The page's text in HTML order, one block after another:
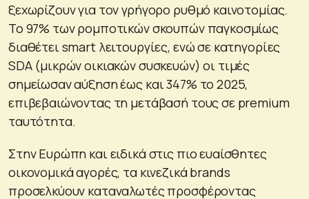
ξεχωρίζουν για τον γρήγορο ρυθμό καινοτομίας.
Το 97% των ρομποτικών σκουπών παγκοσμίως
διαθέτει smart λειτουργίες, ενώ σε κατηγορίες
SDA (μικρών οικιακών συσκευών) οι τιμές
σημείωσαν αύξηση έως και 347% το 2025,
επιβεβαιώνοντας τη μετάβασή τους σε premium
ταυτότητα.
Στην Ευρώπη και ειδικά στις πιο ευαίσθητες
οικονομικά αγορές, τα κινεζικά brands
προσελκύουν καταναλωτές προσφέροντας